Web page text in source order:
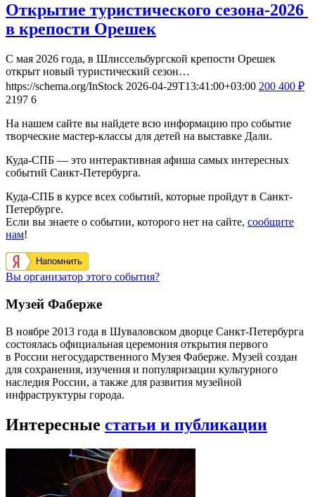
Открытие туристического сезона-2026
в крепости Орешек
С мая 2026 года, в Шлиссельбургской крепости Орешек
открыт новый туристический сезон…
https://schema.org/InStock 2026-04-29T13:41:00+03:00 200 400 ₽
2197 6
На нашем сайте вы найдете всю информацию про событие
творческие мастер-классы для детей на выставке Дали.
Куда-СПБ — это интерактивная афиша самых интересных
событий Санкт-Петербурга.
Куда-СПБ в курсе всех событий, которые пройдут в Санкт-
Петербурге.
Если вы знаете о событии, которого нет на сайте, сообщите
нам!
Напомнить
Вы организатор этого события?
Музей Фаберже
В ноябре 2013 года в Шуваловском дворце Санкт-Петербурга
состоялась официальная церемония открытия первого
в России негосударственного Музея Фаберже. Музей создан
для сохранения, изучения и популяризации культурного
наследия России, а также для развития музейной
инфраструктуры города.
Интересные статьи и публикации